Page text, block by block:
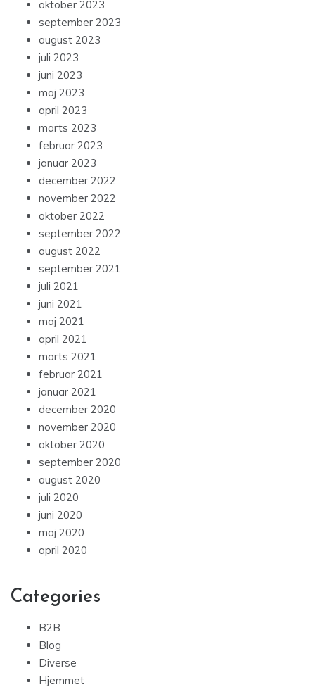
oktober 2023
september 2023
august 2023
juli 2023
juni 2023
maj 2023
april 2023
marts 2023
februar 2023
januar 2023
december 2022
november 2022
oktober 2022
september 2022
august 2022
september 2021
juli 2021
juni 2021
maj 2021
april 2021
marts 2021
februar 2021
januar 2021
december 2020
november 2020
oktober 2020
september 2020
august 2020
juli 2020
juni 2020
maj 2020
april 2020
Categories
B2B
Blog
Diverse
Hjemmet